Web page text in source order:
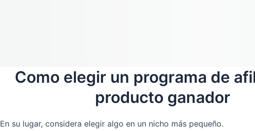
Como elegir un programa de
producto ganador
En su lugar, considera elegir algo en un nicho más pequeño.